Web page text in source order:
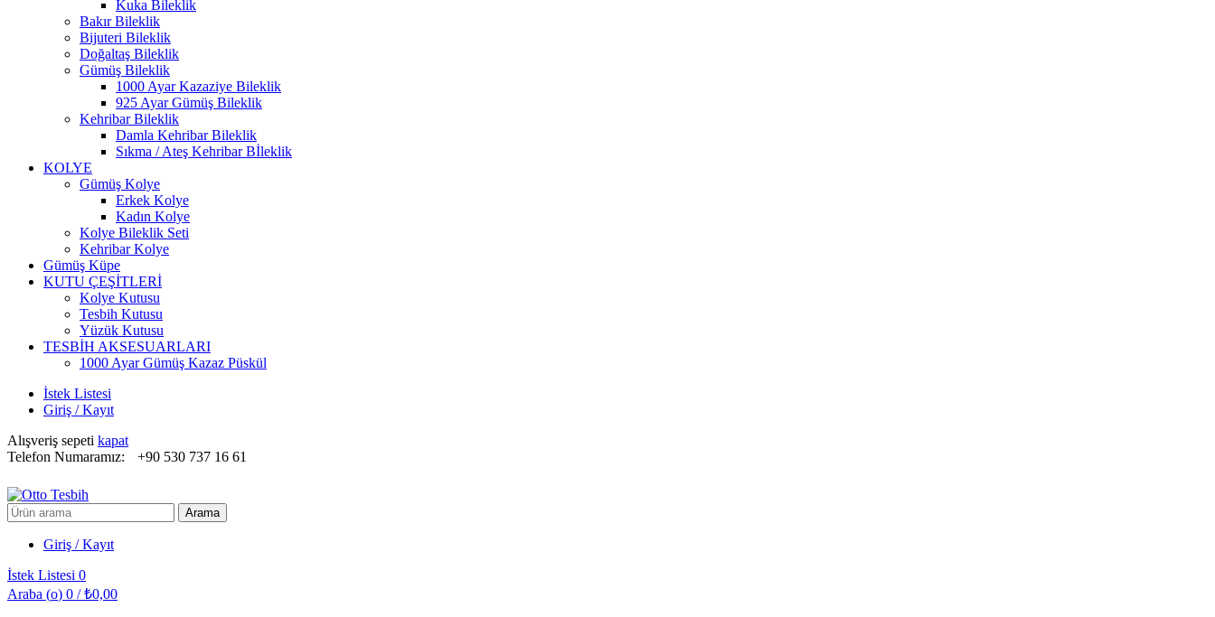
Kuka Bileklik
Bakır Bileklik
Bijuteri Bileklik
Doğaltaş Bileklik
Gümüş Bileklik
1000 Ayar Kazaziye Bileklik
925 Ayar Gümüş Bileklik
Kehribar Bileklik
Damla Kehribar Bileklik
Sıkma / Ateş Kehribar Bİleklik
KOLYE
Gümüş Kolye
Erkek Kolye
Kadın Kolye
Kolye Bileklik Seti
Kehribar Kolye
Gümüş Küpe
KUTU ÇEŞİTLERİ
Kolye Kutusu
Tesbih Kutusu
Yüzük Kutusu
TESBİH AKSESUARLARI
1000 Ayar Gümüş Kazaz Püskül
İstek Listesi
Giriş / Kayıt
Alışveriş sepeti kapat
Telefon Numaramız:
+90 530 737 16 61
Arayın: Arama
Giriş / Kayıt
İstek Listesi 0
Araba (o) 0 / ₺0,00